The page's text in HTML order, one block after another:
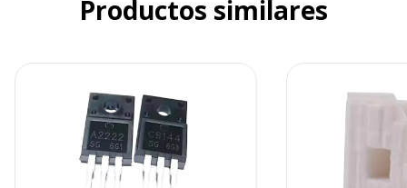
Productos similares